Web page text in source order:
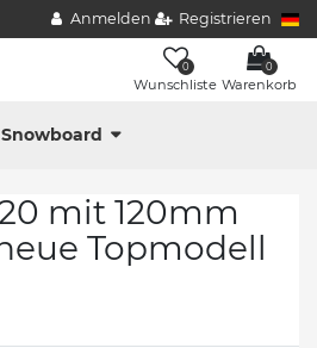
Anmelden Registrieren
0
Wunschliste
0
Warenkorb
mit 120mm
Topmodell